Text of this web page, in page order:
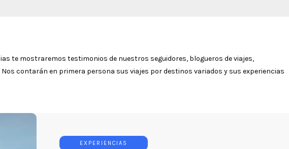
te mostraremos testimonios de nuestros seguidores, blogueros de viajes,
contarán en primera persona sus viajes por destinos variados y sus experiencias
EXPERIENCIAS